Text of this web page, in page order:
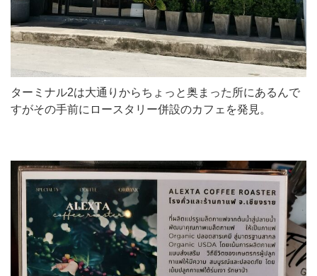
ターミナル2は大通りからちょっと奥まった所にあるんで
すがその手前にロースタリー併設のカフェを発見。